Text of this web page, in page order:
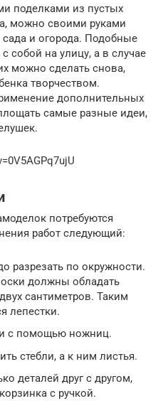
поделками из пустых
можно своими руками
и огорода. Подобные
собой на улицу, а в случае
можно сделать снова,
творчеством.
дополнительных
самые разные идеи,
потребуются
работ следующий:
разрезать по окружности.
должны обладать
сантиметров. Таким
лепестки.
с помощью ножниц.
стебли, а к ним листья.
деталей друг с другом,
с ручкой.